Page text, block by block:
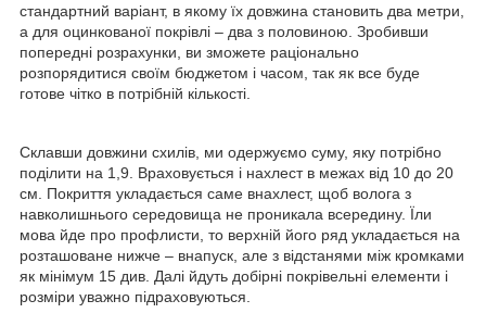
стандартний варіант, в якому їх довжина становить два метри,
а для оцинкованої покрівлі – два з половиною. Зробивши
попередні розрахунки, ви зможете раціонально
розпорядитися своїм бюджетом і часом, так як все буде
готове чітко в потрібній кількості.
Склавши довжини схилів, ми одержуємо суму, яку потрібно
поділити на 1,9. Враховується і нахлест в межах від 10 до 20
см. Покриття укладається саме внахлест, щоб волога з
навколишнього середовища не проникала всередину. Їли
мова йде про профлисти, то верхній його ряд укладається на
розташоване нижче – внапуск, але з відстанями між кромками
як мінімум 15 див. Далі йдуть добірні покрівельні елементи і
розміри уважно підраховуються.